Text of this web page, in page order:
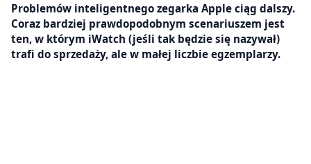
Problemów inteligentnego zegarka Apple ciąg dalszy.
Coraz bardziej prawdopodobnym scenariuszem jest
ten, w którym iWatch (jeśli tak będzie się nazywał)
trafi do sprzedaży, ale w małej liczbie egzemplarzy.